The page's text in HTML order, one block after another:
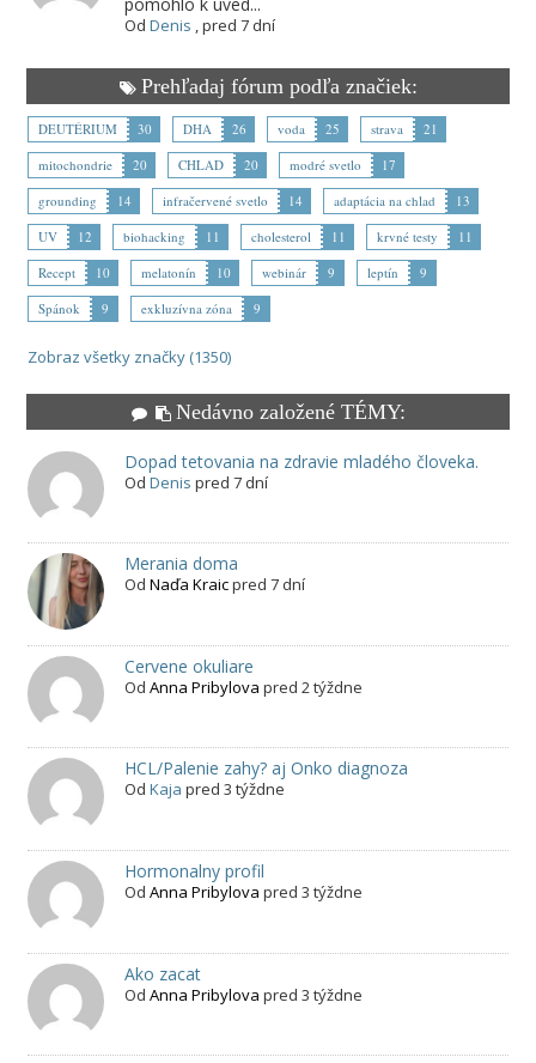
Od Denis ,pred 7 dní
Prehľadaj fórum podľa značiek:
DEUTÉRIUM 30 DHA 26 voda 25 strava
21
mitochondrie
20 CHLAD 20 modré svetlo
17
grounding
14 infračervené svetlo 14 adaptácia na chlad
13
UV
12 biohacking 11 cholesterol 11 krvné testy
11
Recept
10 melatonín 10 webinár 9 leptín
9
Spánok
9 exkluzívna zóna 9
Zobraz všetky značky (1350)
Nedávno založené TÉMY:
Dopad tetovania na zdravie mladého človeka.
Od Denis pred 7 dní
Merania doma
Od Naďa Kraicpred 7 dní
Cervene okuliare
Od Anna Pribylova pred 2 týždne
HCL/Palenie zahy? aj Onko diagnoza
Od Kaja pred 3 týždne
Hormonalny profil
Od Anna Pribylova pred 3 týždne
Ako zacat
Od Anna Pribylova pred 3 týždne